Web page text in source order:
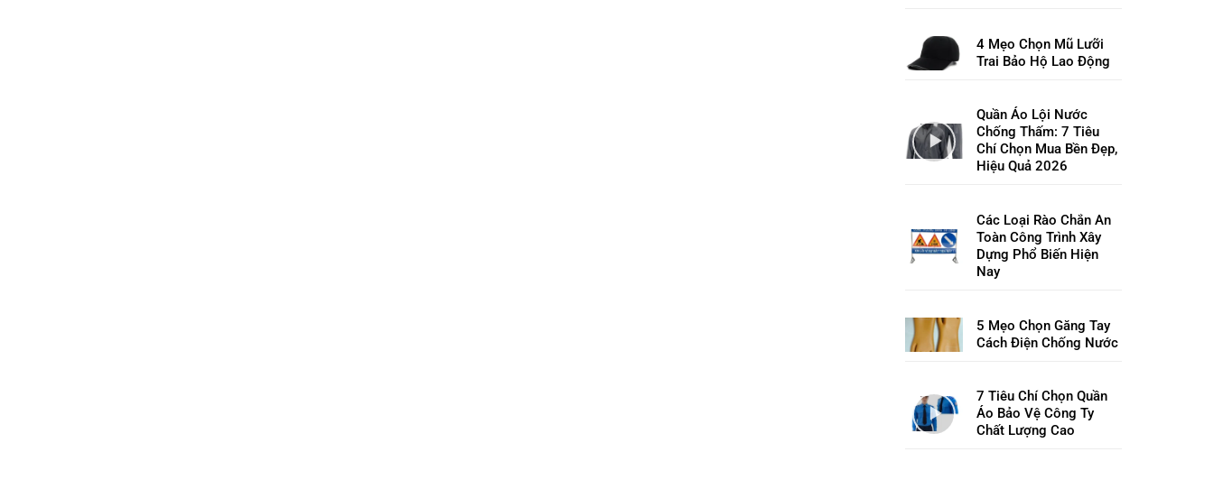
4 Mẹo Chọn Mũ Lưỡi
Trai Bảo Hộ Lao Động
Quần Áo Lội Nước
Chống Thấm: 7 Tiêu
Chí Chọn Mua Bền Đẹp,
Hiệu Quả 2026
Các Loại Rào Chắn An
Toàn Công Trình Xây
Dựng Phổ Biến Hiện
Nay
5 Mẹo Chọn Găng Tay
Cách Điện Chống Nước
7 Tiêu Chí Chọn Quần
Áo Bảo Vệ Công Ty
Chất Lượng Cao